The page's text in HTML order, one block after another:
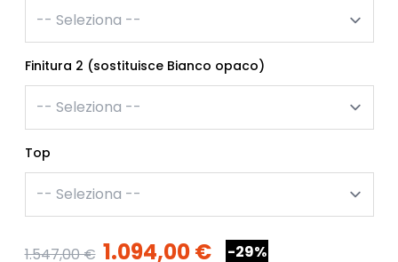
Finitura 2 (sostituisce Bianco opaco)
Top
1.547,00 € 1.094,00 € -29%